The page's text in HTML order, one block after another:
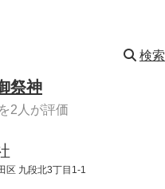
検索
祭神
2人が評価
区 九段北3丁目1-1